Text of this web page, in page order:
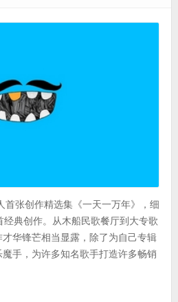
首张创作精选集《一天一万年》，细
典创作。从木船民歌餐厅到大专歌
华锋芒相当显露，除了为自己专辑
手，为许多知名歌手打造许多畅销